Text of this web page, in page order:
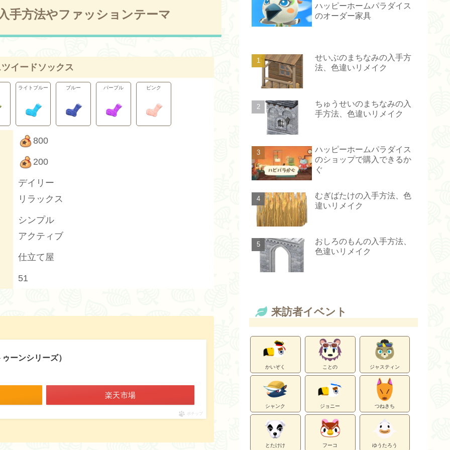
手方法やファッションテーマ
イードソックス
ライトブルー ブルー パープル ピンク
800
200
デイリー
リラックス
シンプル
アクティブ
仕立て屋
51
ーンシリーズ）
楽天市場
ポチップ
ハッピーホームパラダイス
のオーダー家具
せいぶのまちなみの入手方
法、色違いリメイク
ちゅうせいのまちなみの入
手方法、色違いリメイク
ハッピーホームパラダイス
のショップで購入できるか
ぐ
むぎばたけの入手方法、色
違いリメイク
おしろのもんの入手方法、
色違いリメイク
来訪者イベント
かいぞく ことの ジャスティン
シャンク ジョニー つねきち
とたけけ フーコ ゆうたろう